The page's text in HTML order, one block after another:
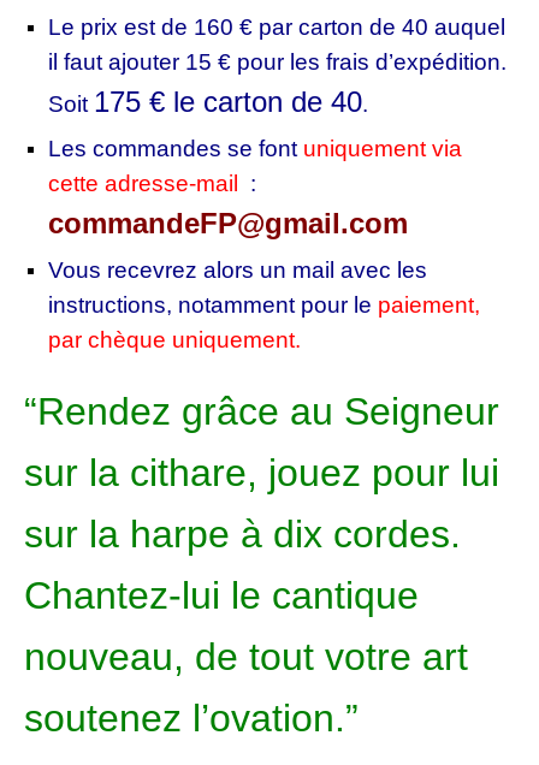
Le prix est de 160 € par carton de 40 auquel
il faut ajouter 15 € pour les frais d’expédition.
Soit 175 € le carton de 40.
Les commandes se font uniquement via
cette adresse-mail :
commandeFP@gmail.com
Vous recevrez alors un mail avec les
instructions, notamment pour le paiement,
par chèque uniquement.
“Rendez grâce au Seigneur
sur la cithare, jouez pour lui
sur la harpe à dix cordes.
Chantez-lui le cantique
nouveau, de tout votre art
soutenez l’ovation.”